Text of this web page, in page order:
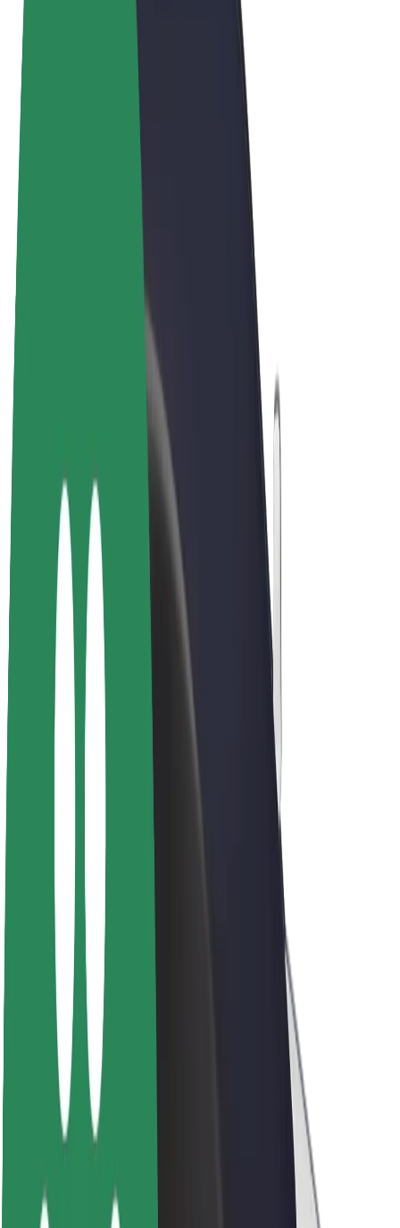
Privātuma politika
Bolt Plus
Gūsti ieņēmumus ar Bolt
Autovadītāji
Autovadītāja ieņēmumi
Kurjeri
Kurjerpartnera ieņēmumi
Bolt Food tirgotāji
Project Zero
Blogs
Ziņu telpa
Zīmola vadlīnijas
Misija
Attiecības ar investoriem
Vadība
Zīmols
Mediji